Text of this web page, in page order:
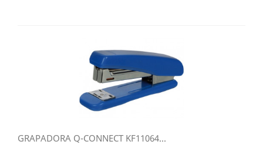
GRAPADORA Q-CONNECT KF11064...